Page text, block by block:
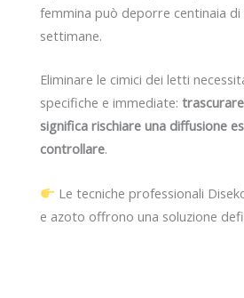
femmina può deporre centinaia di
settimane.
Eliminare le cimici dei letti
specifiche e immediate:
significa rischiare una diffusione
controllare.
Le tecniche professionali
e azoto offrono una soluzione